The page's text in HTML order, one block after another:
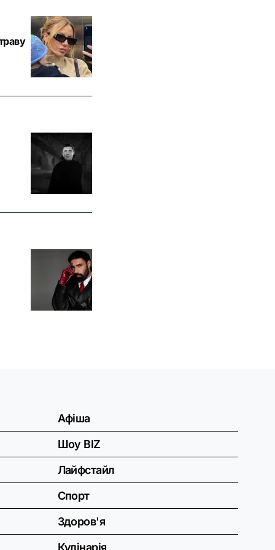
Афіша
Шоу BIZ
Лайфстайл
Спорт
Здоров'я
Кулінарія